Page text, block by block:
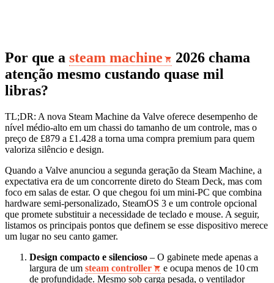
Por que a steam machine
2026 chama
atenção mesmo custando quase mil
libras?
TL;DR: A nova Steam Machine da Valve oferece desempenho de
nível médio‑alto em um chassi do tamanho de um controle, mas o
preço de £879 a £1.428 a torna uma compra premium para quem
valoriza silêncio e design.
Quando a Valve anunciou a segunda geração da Steam Machine, a
expectativa era de um concorrente direto do Steam Deck, mas com
foco em salas de estar. O que chegou foi um mini‑PC que combina
hardware semi‑personalizado, SteamOS 3 e um controle opcional
que promete substituir a necessidade de teclado e mouse. A seguir,
listamos os principais pontos que definem se esse dispositivo merece
um lugar no seu canto gamer.
Design compacto e silencioso – O gabinete mede apenas a
largura de um steam controller
e ocupa menos de 10 cm
de profundidade. Mesmo sob carga pesada, o ventilador